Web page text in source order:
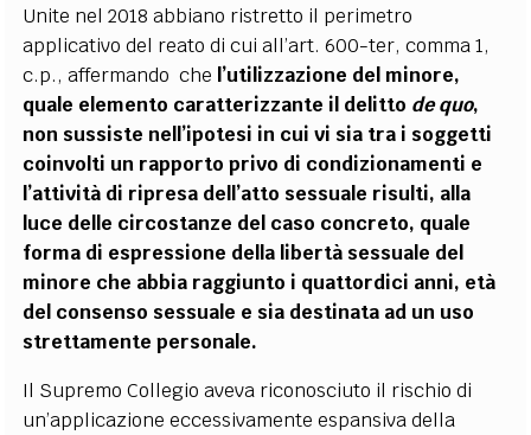
Unite nel 2018 abbiano ristretto il perimetro
applicativo del reato di cui all’art. 600-ter, comma 1,
c.p., affermando che l’utilizzazione del minore,
quale elemento caratterizzante il delitto de quo,
non sussiste nell’ipotesi in cui vi sia tra i soggetti
coinvolti un rapporto privo di condizionamenti e
l’attività di ripresa dell’atto sessuale risulti, alla
luce delle circostanze del caso concreto, quale
forma di espressione della libertà sessuale del
minore che abbia raggiunto i quattordici anni, età
del consenso sessuale e sia destinata ad un uso
strettamente personale.
Il Supremo Collegio aveva riconosciuto il rischio di
un’applicazione eccessivamente espansiva della